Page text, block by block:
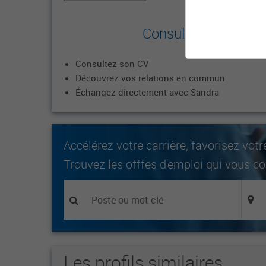
Consultez le profil
Consultez son CV
Découvrez vos relations en commun
Échangez directement avec Sandra
Accélérez votre carrière, favorisez
Trouvez les offfes d'emploi qui vous